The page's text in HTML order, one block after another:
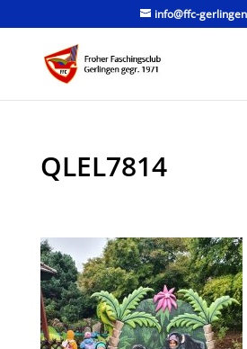
info@ffc-
QLEL7814